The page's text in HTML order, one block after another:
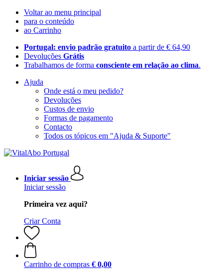
Voltar ao menu principal
para o conteúdo
ao Carrinho
Portugal: envio padrão gratuito a partir de € 64,90
Devoluções Grátis
Trabalhamos de forma consciente em relação ao clima.
Ajuda
Onde está o meu pedido?
Devoluções
Custos de envio
Formas de pagamento
Contacto
Todos os tópicos em "Ajuda & Suporte"
Iniciar sessão
Iniciar sessão
Primeira vez aqui?
Criar Conta
Carrinho de compras € 0,00